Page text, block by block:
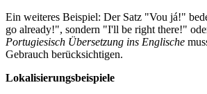
Ein weiteres Beispiel: Der Satz "Vou já!"
go already!", sondern "I'll be right there!"
Portugiesisch Übersetzung ins Englische
Gebrauch berücksichtigen.
Lokalisierungsbeispiele